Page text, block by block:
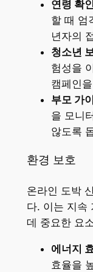
연령 확
할 때 엄
년자의
청소년
험성을
캠페인
부모 가
을 모니
않도록
환경 보호
온라인 도박
다. 이는 지속
데 중요한 요
에너지
효율을